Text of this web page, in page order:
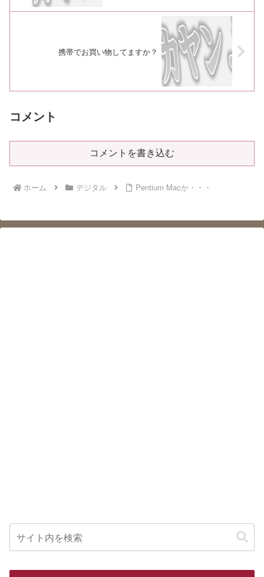
携帯でお買い物してますか？
コメント
コメントを書き込む
ホーム デジタル Pentium Macか・・・